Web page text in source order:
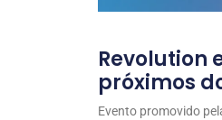
Revolution
próximos
Evento promovido